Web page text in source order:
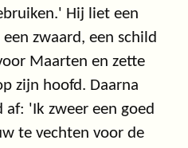
Hij liet een
zwaard, een schild
Maarten en zette
zijn hoofd. Daarna
af: 'Ik zweer een goed
te vechten voor de